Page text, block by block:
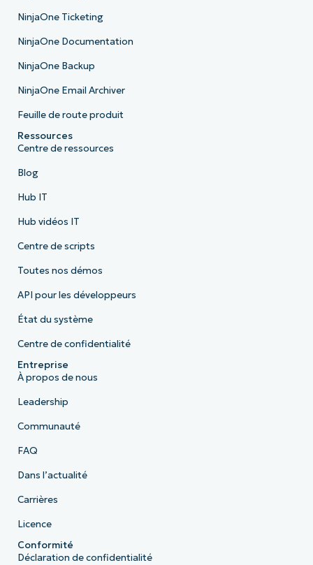
NinjaOne Ticketing
NinjaOne Documentation
NinjaOne Backup
NinjaOne Email Archiver
Feuille de route produit
Ressources
Centre de ressources
Blog
Hub IT
Hub vidéos IT
Centre de scripts
Toutes nos démos
API pour les développeurs
État du système
Centre de confidentialité
Entreprise
À propos de nous
Leadership
Communauté
FAQ
Dans l’actualité
Carrières
Licence
Conformité
Déclaration de confidentialité